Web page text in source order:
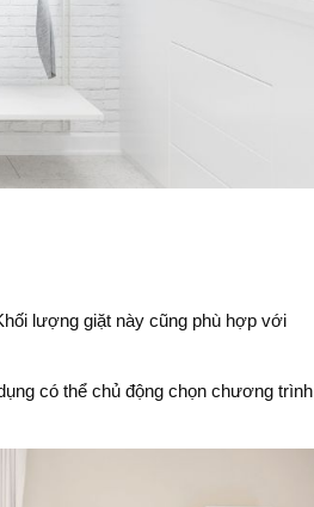
lượng giặt này cũng phù hợp với
có thể chủ động chọn chương trình